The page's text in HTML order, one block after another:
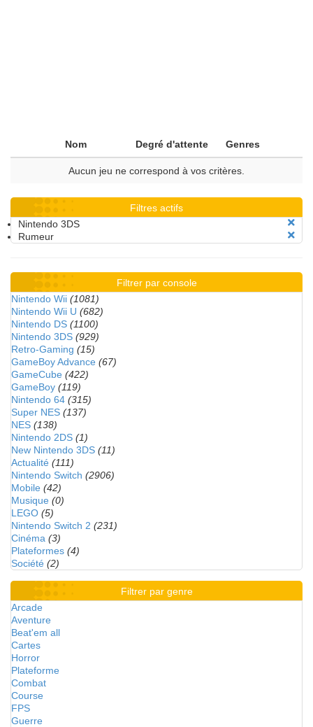
Nom Degré d'attente Genres
Aucun jeu ne correspond à vos critères.
Filtres actifs
Nintendo 3DS
Rumeur
Filtrer par console
Nintendo Wii (1081)
Nintendo Wii U (682)
Nintendo DS (1100)
Nintendo 3DS (929)
Retro-Gaming (15)
GameBoy Advance (67)
GameCube (422)
GameBoy (119)
Nintendo 64 (315)
Super NES (137)
NES (138)
Nintendo 2DS (1)
New Nintendo 3DS (11)
Actualité (111)
Nintendo Switch (2906)
Mobile (42)
Musique (0)
LEGO (5)
Nintendo Switch 2 (231)
Cinéma (3)
Plateformes (4)
Société (2)
Filtrer par genre
Arcade
Aventure
Beat'em all
Cartes
Horror
Plateforme
Combat
Course
FPS
Guerre